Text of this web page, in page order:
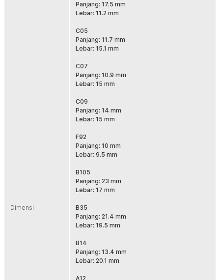
1 x Kotak Penyimpanan
Dimensi
Panjang: 17.5 mm
Lebar: 11.2 mm
C05
Panjang: 11.7 mm
Lebar: 15.1 mm
C07
Panjang: 10.9 mm
Lebar: 15 mm
C09
Panjang: 14 mm
Lebar: 15 mm
F92
Panjang: 10 mm
Lebar: 9.5 mm
B105
Panjang: 23 mm
Lebar: 17 mm
B35
Panjang: 21.4 mm
Lebar: 19.5 mm
B14
Panjang: 13.4 mm
Lebar: 20.1 mm
A12